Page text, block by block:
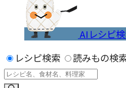
AIレシピ
レシピ検索
読みもの検